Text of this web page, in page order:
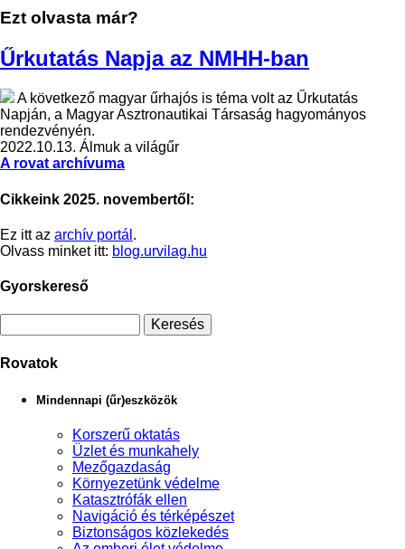
Ezt olvasta már?
Űrkutatás Napja az NMHH-ban
A következő magyar űrhajós is téma volt az Űrkutatás
Napján, a Magyar Asztronautikai Társaság hagyományos
rendezvényén.
2022.10.13. Álmuk a világűr
A rovat archívuma
Cikkeink 2025. novembertől:
Ez itt az archív portál .
Olvass minket itt: blog.urvilag.hu
Gyorskereső
Rovatok
Mindennapi (űr)eszközök
Korszerű oktatás
Üzlet és munkahely
Mezőgazdaság
Környezetünk védelme
Katasztrófák ellen
Navigáció és térképészet
Biztonságos közlekedés